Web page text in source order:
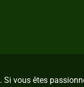
vous êtes